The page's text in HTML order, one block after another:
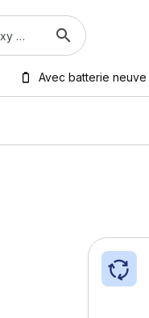
Avec batterie neuve